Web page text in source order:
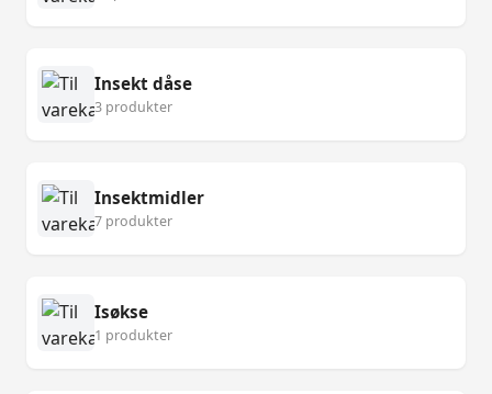
Insekt dåse
3 produkter
Insektmidler
7 produkter
Isøkse
1 produkter